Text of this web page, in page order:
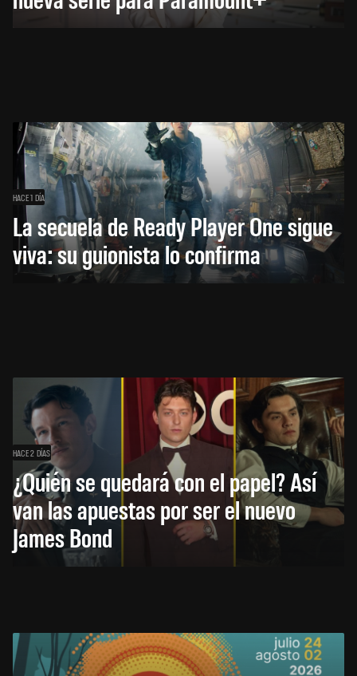
HACE 1 DÍA
La secuela de Ready Player One sigue
viva: su guionista lo confirma
HACE 2 DÍAS
¿Quién se quedará con el papel? Así
van las apuestas por ser el nuevo
James Bond